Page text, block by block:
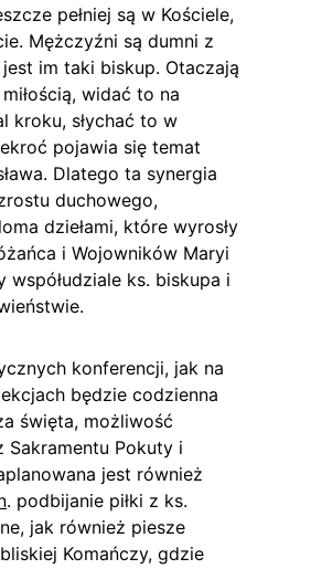
pełniej są w Kościele,
Mężczyźni są dumni z
im taki biskup. Otaczają
widać to na
kroku, słychać to w
pojawia się temat
Dlatego ta synergia
duchowego,
dziełami, które wyrosły
i Wojowników Maryi
współudziale ks. biskupa i
konferencji, jak na
będzie codzienna
święta, możliwość
Sakramentu Pokuty i
jest również
. podbijanie piłki z ks.
jak również piesze
Komańczy, gdzie